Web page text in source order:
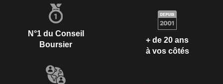
N°1 du Conseil
Boursier
+ de 20 ans
à vos côtés